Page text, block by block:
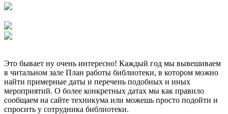
Это бывает ну очень интересно! Каждый год мы вывешиваем
в читальном зале План работы библиотеки, в котором можно
найти примерные даты и перечень подобных и иных
мероприятий. О более конкретных датах мы как правило
сообщаем на сайте техникума или можешь просто подойти и
спросить у сотрудника библиотеки.